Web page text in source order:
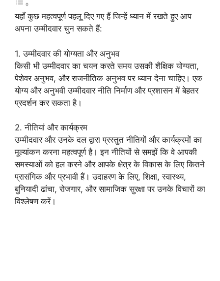
यहाँ कुछ महत्वपूर्ण पहलू दिए गए हैं जिन्हें ध्यान में रखते हुए आप
अपना उम्मीदवार चुन सकते हैं:
1. उम्मीदवार की योग्यता और अनुभव
किसी भी उम्मीदवार का चयन करते समय उसकी शैक्षिक योग्यता,
पेशेवर अनुभव, और राजनीतिक अनुभव पर ध्यान देना चाहिए। एक
योग्य और अनुभवी उम्मीदवार नीति निर्माण और प्रशासन में बेहतर
प्रदर्शन कर सकता है।
2. नीतियां और कार्यक्रम
उम्मीदवार और उनके दल द्वारा प्रस्तुत नीतियों और कार्यक्रमों का
मूल्यांकन करना महत्वपूर्ण है। इन नीतियों से समझें कि वे आपकी
समस्याओं को हल करने और आपके क्षेत्र के विकास के लिए कितने
प्रासंगिक और प्रभावी हैं। उदाहरण के लिए, शिक्षा, स्वास्थ्य,
बुनियादी ढांचा, रोजगार, और सामाजिक सुरक्षा पर उनके विचारों का
विश्लेषण करें।